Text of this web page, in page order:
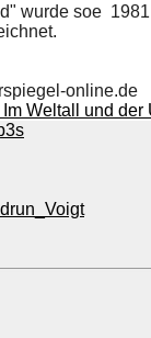
wurde soe
online.de
Weltall und